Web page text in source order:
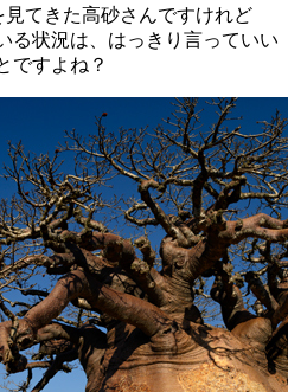
てきた高砂さんですけれど
る状況は、はっきり言っていい
ですよね？